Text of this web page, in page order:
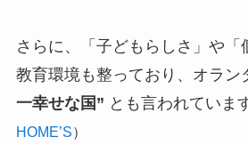
さらに、「子どもらしさ」や「
教育環境も整っており、オラン
一幸せな国” とも言われていま
HOME’S）